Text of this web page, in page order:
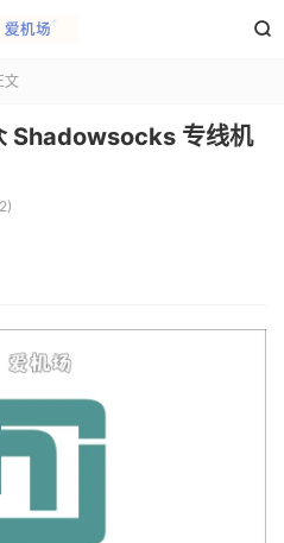

文
Shadowsocks 专线机